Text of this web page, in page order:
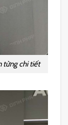
từng chi tiết